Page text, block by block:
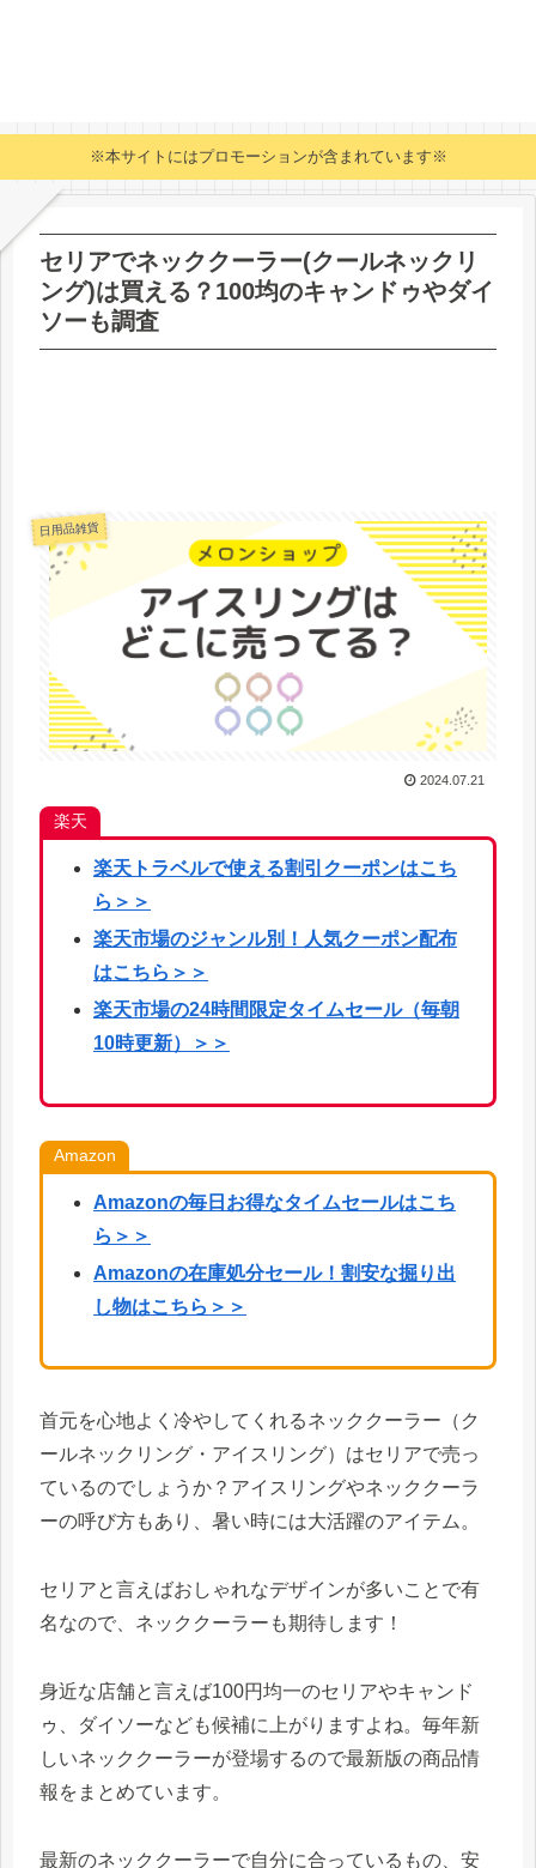
※本サイトにはプロモーションが含まれています※
セリアでネッククーラー(クールネックリ
ング)は買える？100均のキャンドゥやダイ
ソーも調査
日用品雑貨
2024.07.21
楽天
楽天トラベルで使える割引クーポンはこち
ら ＞＞
楽天市場のジャンル別！人気クーポン配布
はこちら＞＞
楽天市場の24時間限定タイムセール（毎朝
10時更新）＞＞
Amazon
Amazonの毎日お得なタイムセールはこち
ら＞＞
Amazonの在庫処分セール！割安な掘り出
し物はこちら＞＞
首元を心地よく冷やしてくれるネッククーラー（ク
ールネックリング・アイスリング）はセリアで売っ
ているのでしょうか？アイスリングやネッククーラ
ーの呼び方もあり、暑い時には大活躍のアイテム。
セリアと言えばおしゃれなデザインが多いことで有
名なので、ネッククーラーも期待します！
身近な店舗と言えば100円均一のセリアやキャンド
ゥ、ダイソーなども候補に上がりますよね。毎年新
しいネッククーラーが登場するので最新版の商品情
報をまとめています。
最新のネッククーラーで自分に合っているもの、安